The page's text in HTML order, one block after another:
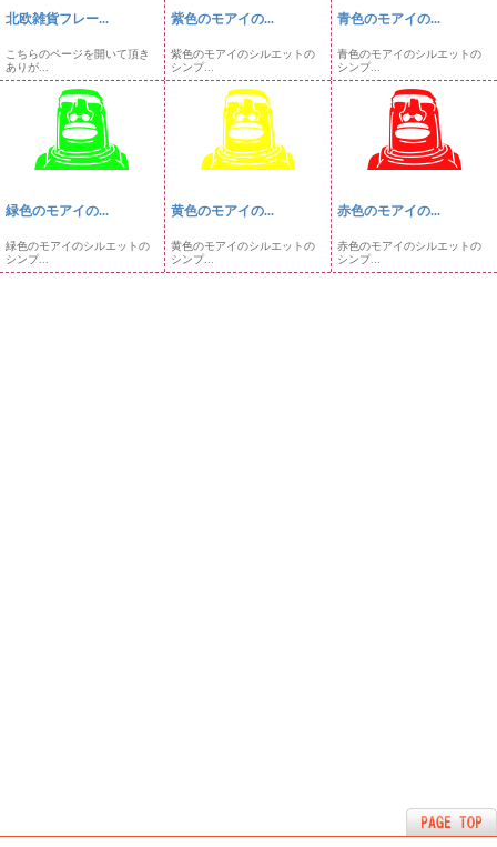
北欧雑貨フレー...
こちらのページを開いて頂き
ありが...
紫色のモアイの...
紫色のモアイのシルエットの
シンプ...
青色のモアイの...
青色のモアイのシルエットの
シンプ...
緑色のモアイの...
緑色のモアイのシルエットの
シンプ...
黄色のモアイの...
黄色のモアイのシルエットの
シンプ...
赤色のモアイの...
赤色のモアイのシルエットの
シンプ...